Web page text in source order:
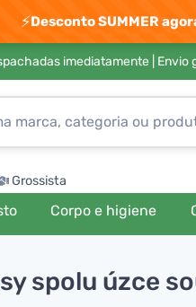
⚡Desconto SUMMER
imediatamente | Envio
Grossista
Corpo e higiene
spolu úzce